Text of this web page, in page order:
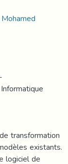
transformation
existants.
logiciel de